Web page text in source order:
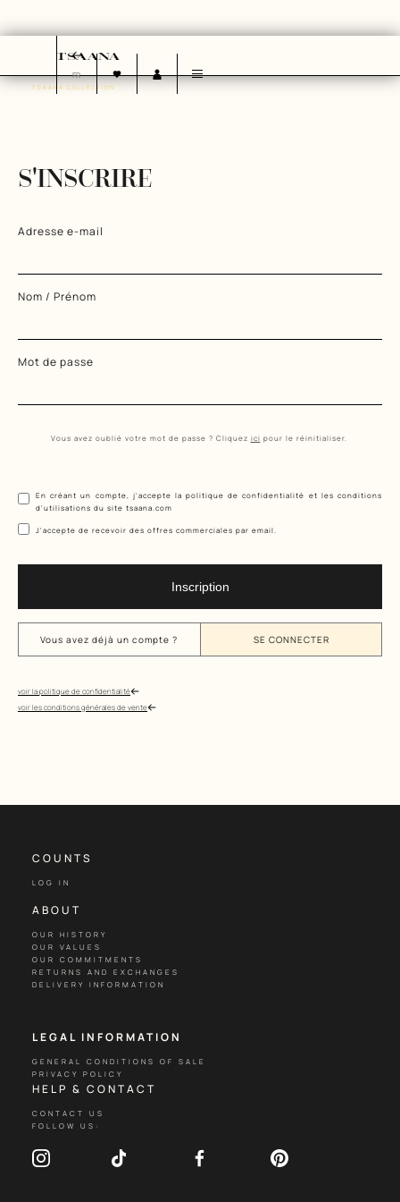
FR
TSAANA COLLECTION
S'INSCRIRE
Adresse e-mail
Nom / Prénom
Mot de passe
Vous avez oublié votre mot de passe ? Cliquez ici pour le réinitialiser.
En créant un compte, j'accepte la politique de confidentialité et les conditions
d'utilisations du site tsaana.com
J'accepte de recevoir des offres commerciales par email.
Vous avez déjà un compte ? SE CONNECTER
voir la politique de confidentialité
voir les conditions générales de vente
COUNTS
LOG IN
ABOUT
OUR HISTORY
OUR VALUES
OUR COMMITMENTS
RETURNS AND EXCHANGES
DELIVERY INFORMATION
LEGAL INFORMATION
GENERAL CONDITIONS OF SALE
PRIVACY POLICY
HELP & CONTACT
CONTACT US
FOLLOW US: